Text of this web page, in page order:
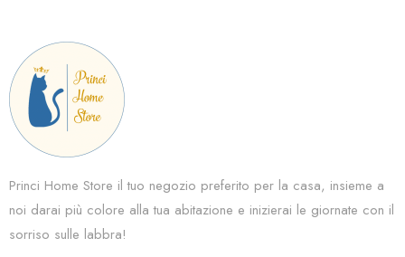
Princi Home Store il tuo negozio preferito per la casa, insieme a
noi darai più colore alla tua abitazione e inizierai le giornate con il
sorriso sulle labbra!